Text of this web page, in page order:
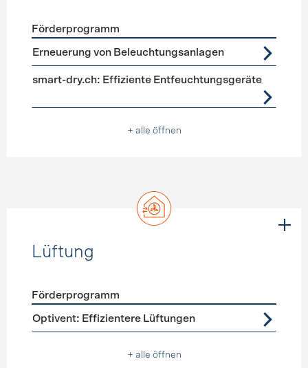
Förderprogramme Geräte, Beleuchtung
Förderprogramm
Erneuerung von Beleuchtungsanlagen
smart-dry.ch: Effiziente Entfeuchtungsgeräte
+ alle öffnen
Lüftung
Förderprogramme Lüftung
Förderprogramm
Optivent: Effizientere Lüftungen
+ alle öffnen